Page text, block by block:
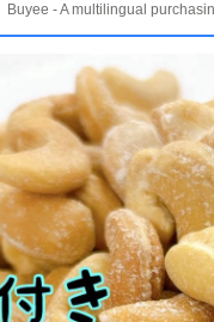
Buyee - A multilingual